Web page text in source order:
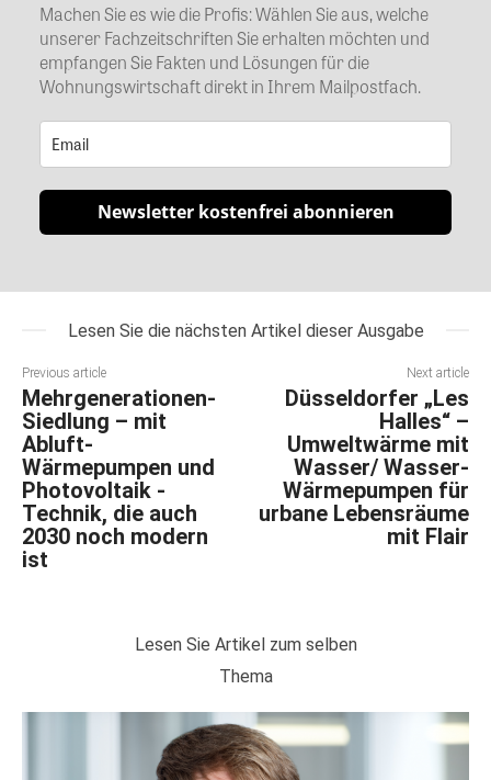
Machen Sie es wie die Profis: Wählen Sie aus, welche
unserer Fachzeitschriften Sie erhalten möchten und
empfangen Sie Fakten und Lösungen für die
Wohnungswirtschaft direkt in Ihrem Mailpostfach.
Newsletter kostenfrei abonnieren
Lesen Sie die nächsten Artikel dieser Ausgabe
Previous article
Mehrgenerationen-
Siedlung – mit
Abluft-
Wärmepumpen und
Photovoltaik -
Technik, die auch
2030 noch modern
ist
Next article
Düsseldorfer „Les
Halles“ –
Umweltwärme mit
Wasser/ Wasser-
Wärmepumpen für
urbane Lebensräume
mit Flair
Lesen Sie Artikel zum selben
Thema